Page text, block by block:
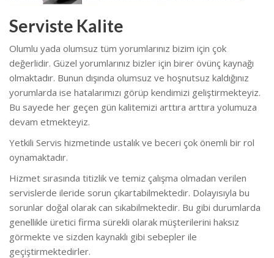
Serviste Kalite
Olumlu yada olumsuz tüm yorumlarınız bizim için çok
değerlidir. Güzel yorumlarınız bizler için birer övünç kaynağı
olmaktadır. Bunun dışında olumsuz ve hoşnutsuz kaldığınız
yorumlarda ise hatalarımızı görüp kendimizi geliştirmekteyiz.
Bu sayede her geçen gün kalitemizi arttıra arttıra yolumuza
devam etmekteyiz.
Yetkili Servis hizmetinde ustalık ve beceri çok önemli bir rol
oynamaktadır.
Hizmet sırasında titizlik ve temiz çalışma olmadan verilen
servislerde ileride sorun çıkartabilmektedir. Dolayısıyla bu
sorunlar doğal olarak can sıkabilmektedir. Bu gibi durumlarda
genellikle üretici firma sürekli olarak müşterilerini haksız
görmekte ve sizden kaynaklı gibi sebepler ile
geçiştirmektedirler.